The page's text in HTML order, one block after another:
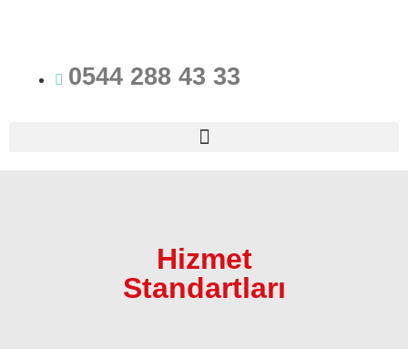
0544 288 43 33
Hizmet
Standartları